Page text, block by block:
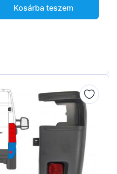
Kosárba teszem